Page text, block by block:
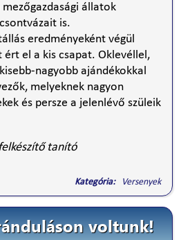
állatok
is.
eredményeként végül
ért el a kis csapat. Oklevéllel,
nagyobb ajándékokkal
melyeknek nagyon
és persze a jelenlévő szüleik
tanító
Kategória: Versenyek
voltunk!